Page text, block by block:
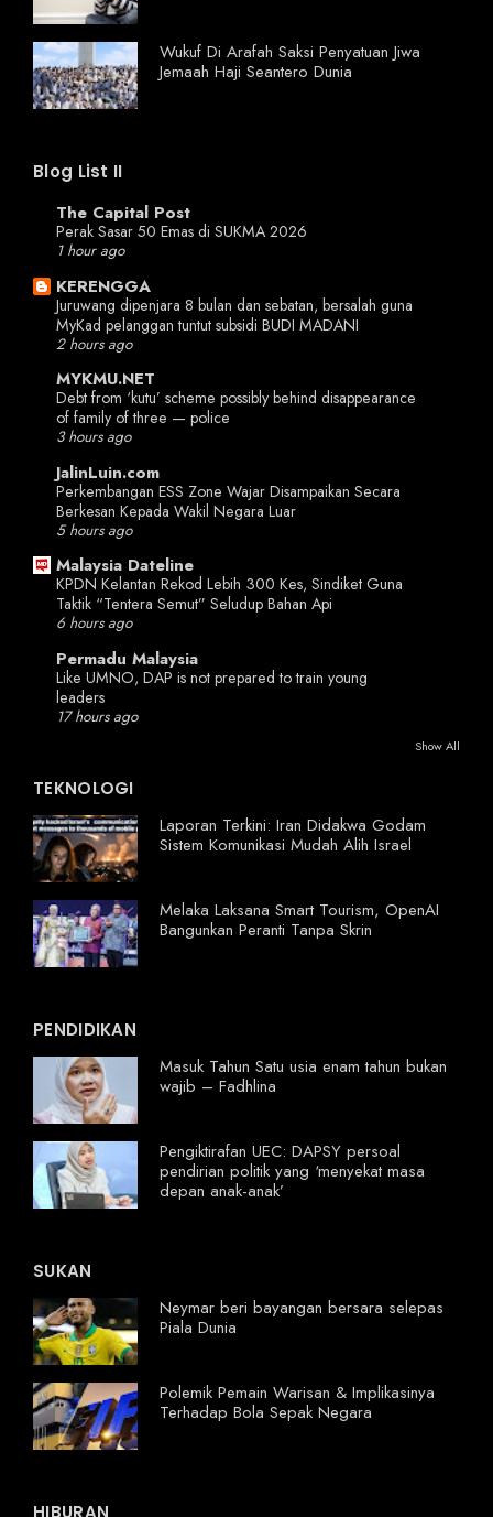
Wukuf Di Arafah Saksi Penyatuan Jiwa
Jemaah Haji Seantero Dunia
Blog List II
The Capital Post
Perak Sasar 50 Emas di SUKMA 2026
1 hour ago
KERENGGA
Juruwang dipenjara 8 bulan dan sebatan, bersalah guna
MyKad pelanggan tuntut subsidi BUDI MADANI
2 hours ago
MYKMU.NET
Debt from ‘kutu’ scheme possibly behind disappearance
of family of three — police
3 hours ago
JalinLuin.com
Perkembangan ESS Zone Wajar Disampaikan Secara
Berkesan Kepada Wakil Negara Luar
5 hours ago
Malaysia Dateline
KPDN Kelantan Rekod Lebih 300 Kes, Sindiket Guna
Taktik “Tentera Semut” Seludup Bahan Api
6 hours ago
Permadu Malaysia
Like UMNO, DAP is not prepared to train young
leaders
17 hours ago
Show All
TEKNOLOGI
Laporan Terkini: Iran Didakwa Godam
Sistem Komunikasi Mudah Alih Israel
Melaka Laksana Smart Tourism, OpenAI
Bangunkan Peranti Tanpa Skrin
PENDIDIKAN
Masuk Tahun Satu usia enam tahun bukan
wajib – Fadhlina
Pengiktirafan UEC: DAPSY persoal
pendirian politik yang ‘menyekat masa
depan anak-anak’
SUKAN
Neymar beri bayangan bersara selepas
Piala Dunia
Polemik Pemain Warisan & Implikasinya
Terhadap Bola Sepak Negara
HIBURAN